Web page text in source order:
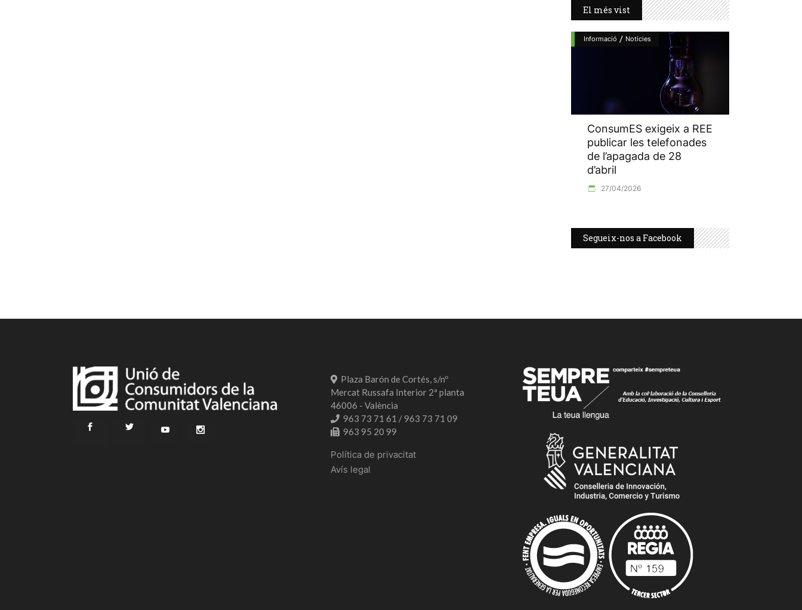
El més vist
Informació / Notícies
ConsumES exigeix a REE
publicar les telefonades
de l’apagada de 28
d’abril
27/04/2026
Segueix-nos a Facebook
Plaza Barón de Cortés, s/nº
Mercat Russafa Interior 2ª planta
46006 - València
963 73 71 61 / 963 73 71 09
963 95 20 99
Política de privacitat
Avís legal